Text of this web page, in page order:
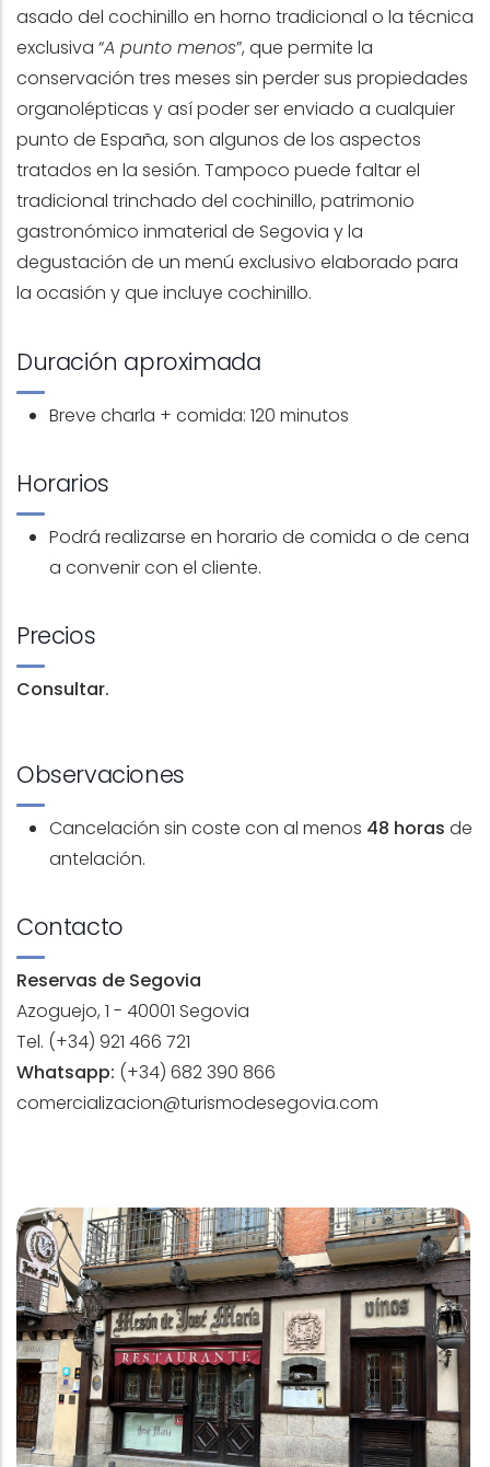
asado del cochinillo en horno tradicional o la técnica
exclusiva “A punto menos”, que permite la
conservación tres meses sin perder sus propiedades
organolépticas y así poder ser enviado a cualquier
punto de España, son algunos de los aspectos
tratados en la sesión. Tampoco puede faltar el
tradicional trinchado del cochinillo, patrimonio
gastronómico inmaterial de Segovia y la
degustación de un menú exclusivo elaborado para
la ocasión y que incluye cochinillo.
Duración aproximada
Breve charla + comida: 120 minutos
Horarios
Podrá realizarse en horario de comida o de cena
a convenir con el cliente.
Precios
Consultar.
Observaciones
Cancelación sin coste con al menos 48 horas de
antelación.
Contacto
Reservas de Segovia
Azoguejo, 1 - 40001 Segovia
Tel. (+34) 921 466 721
Whatsapp: (+34) 682 390 866
comercializacion@turismodesegovia.com